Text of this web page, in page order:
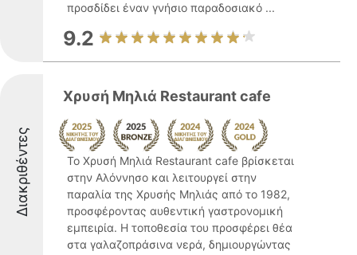
προσδίδει έναν γνήσιο παραδοσιακό ...
9.2
Διακριθέντες
Χρυσή Μηλιά Restaurant cafe
Το Χρυσή Μηλιά Restaurant cafe βρίσκεται
στην Αλόννησο και λειτουργεί στην
παραλία της Χρυσής Μηλιάς από το 1982,
προσφέροντας αυθεντική γαστρονομική
εμπειρία. Η τοποθεσία του προσφέρει θέα
στα γαλαζοπράσινα νερά, δημιουργώντας